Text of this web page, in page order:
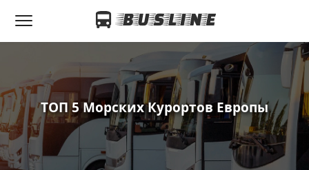
ТОП 5 Морских Курортов Европы